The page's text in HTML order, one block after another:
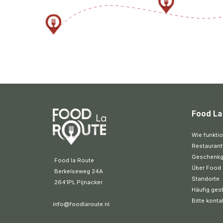
Food la Route
Berkelseweg 24A
2641PL Pijnacker
info@foodlaroute.nl
Food
Wie
Über Food
Standorte
Häufig
Bitte